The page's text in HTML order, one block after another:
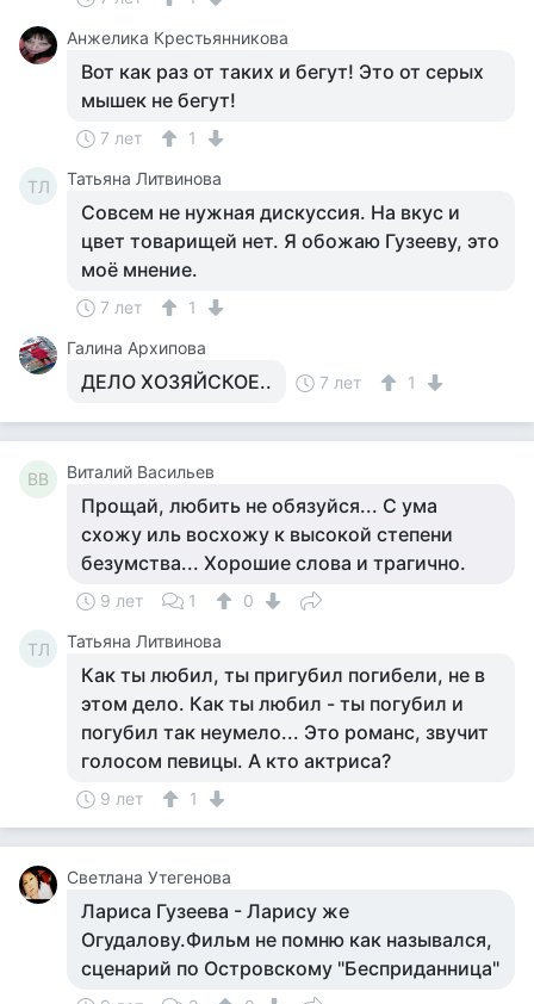
Анжелика Крестьянникова
Вот как раз от таких и бегут! Это от серых
мышек не бегут!
7 лет 1
ТЛ Татьяна Литвинова
Совсем не нужная дискуссия. На вкус и
цвет товарищей нет. Я обожаю Гузееву, это
моё мнение.
7 лет
1
Галина Архипова
ДЕЛО ХОЗЯЙСКОЕ.. 7 лет 1
ВВ Виталий Васильев
Прощай, любить не обязуйся... С ума
схожу иль восхожу к высокой степени
безумства... Хорошие слова и трагично.
9 лет 1 0
ТЛ Татьяна Литвинова
Как ты любил, ты пригубил погибели, не в
этом дело. Как ты любил - ты погубил и
погубил так неумело... Это романс, звучит
голосом певицы. А кто актриса?
9 лет 1
Светлана Утегенова
Лариса Гузеева - Ларису же
Огудалову.Фильм не помню как назывался,
сценарий по Островскому "Бесприданница"